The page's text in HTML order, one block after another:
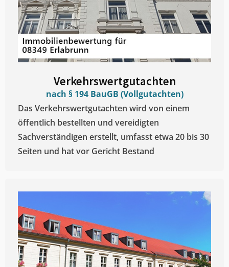
Verkehrswertgutachten
nach § 194 BauGB (Vollgutachten)
Das Verkehrswertgutachten wird von einem
öffentlich bestellten und vereidigten
Sachverständigen erstellt, umfasst etwa 20 bis 30
Seiten und hat vor Gericht Bestand